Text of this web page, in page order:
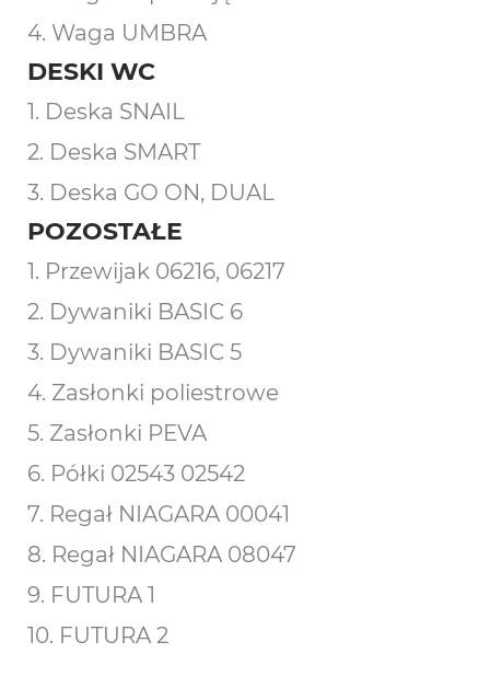
4. Waga UMBRA
DESKI WC
1. Deska SNAIL
2. Deska SMART
3. Deska GO ON, DUAL
POZOSTAŁE
1. Przewijak 06216, 06217
2. Dywaniki BASIC 6
3. Dywaniki BASIC 5
4. Zasłonki poliestrowe
5. Zasłonki PEVA
6. Półki 02543 02542
7. Regał NIAGARA 00041
8. Regał NIAGARA 08047
9. FUTURA 1
10. FUTURA 2